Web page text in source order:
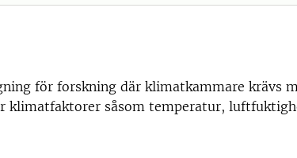
för forskning där klimatkammare krävs
klimatfaktorer såsom temperatur,